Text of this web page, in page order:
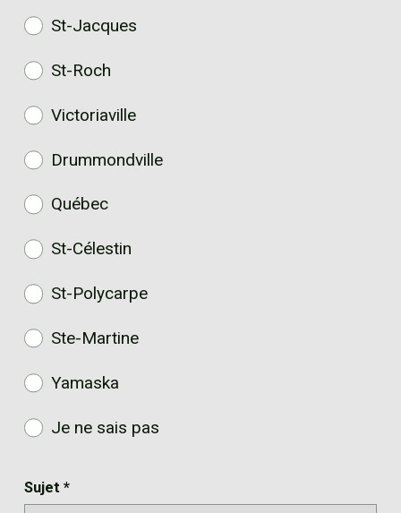
St-Jacques
St-Roch
Victoriaville
Drummondville
Québec
St-Célestin
St-Polycarpe
Ste-Martine
Yamaska
Je ne sais pas
Sujet *